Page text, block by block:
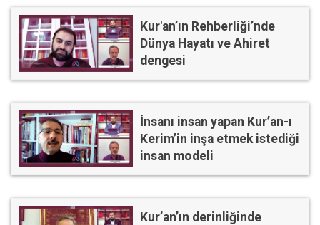
Kur'an’ın Rehberliği’nde
Dünya Hayatı ve Ahiret
dengesi
İnsanı insan yapan Kur’an-ı
Kerim’in inşa etmek istediği
insan modeli
Kur’an’ın derinliğinde